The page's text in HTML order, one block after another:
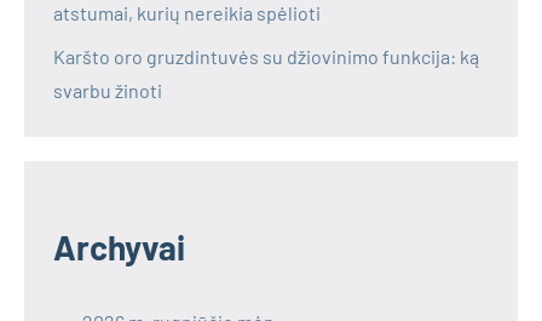
atstumai, kurių nereikia spėlioti
Karšto oro gruzdintuvės su džiovinimo funkcija: ką
svarbu žinoti
Archyvai